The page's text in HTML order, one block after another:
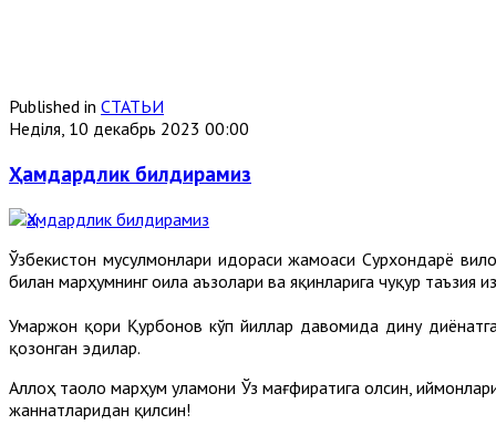
Published in СТАТЬИ
Неділя, 10 декабрь 2023 00:00
Ҳамдардлик билдирамиз
Ўзбекистон мусулмонлари идораси жамоаси Сурхондарё
билан марҳумнинг оила аъзолари ва яқинларига чуқур таъзия
Умаржон қори Қурбонов кўп йиллар давомида дину
қозонган эдилар.
Аллоҳ таоло марҳум уламони Ўз мағфиратига олсин,
жаннатларидан қилсин!